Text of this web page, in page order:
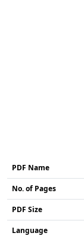
PDF Name
No. of Pages
PDF Size
Language